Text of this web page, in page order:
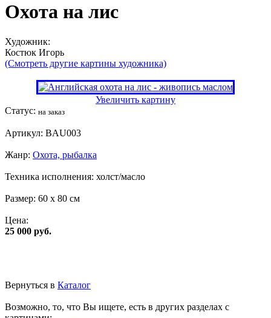
Охота на лис
Художник:
Костюк Игорь
(Смотреть другие картины художника)
Увеличить картину
Статус: на заказ
Артикул: BAU003
Жанр: Охота, рыбалка
Техника исполнения: холст/масло
Размер: 60 x 80 см
Цена:
25 000 руб.
Вернуться в Каталог
Возможно, то, что Вы ищете, есть в других разделах с